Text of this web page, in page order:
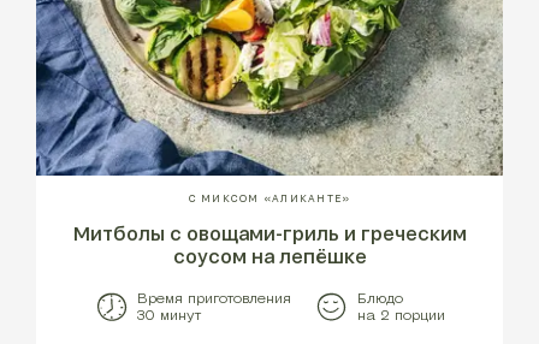
С МИКСОМ «АЛИКАНТЕ»
Митболы с овощами-гриль и греческим
соусом на лепёшке
Время приготовления
30 минут
Блюдо
на 2 порции